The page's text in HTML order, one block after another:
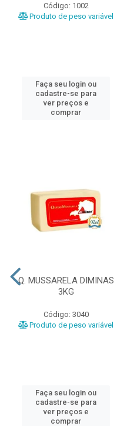
Código: 1002
Produto de peso variável
Faça seu login ou
cadastre-se para
ver preços e
comprar
Q. MUSSARELA DIMINAS
3KG
Código: 3040
Produto de peso variável
Faça seu login ou
cadastre-se para
ver preços e
comprar